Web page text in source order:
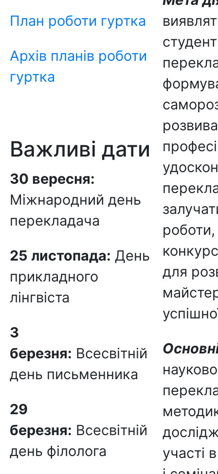
План роботи гуртка
Архів планів роботи
гуртка
Важливі дати
30 вересня:
Міжнародний день
перекладача
25 листопада: День
прикладного
лінгвіста
3
березня: Всесвітній
день письменника
29
березня: Всесвітній
день філолога
для
участі